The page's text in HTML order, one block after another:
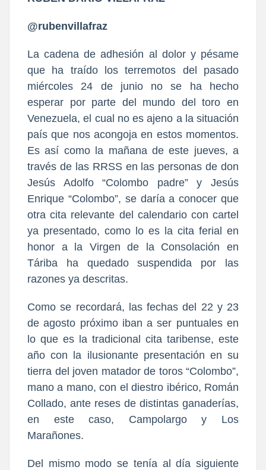
@rubenvillafraz
La cadena de adhesión al dolor y pésame
que ha traído los terremotos del pasado
miércoles 24 de junio no se ha hecho
esperar por parte del mundo del toro en
Venezuela, el cual no es ajeno a la situación
país que nos acongoja en estos momentos.
Es así como la mañana de este jueves, a
través de las RRSS en las personas de don
Jesús Adolfo “Colombo padre” y Jesús
Enrique “Colombo”, se daría a conocer que
otra cita relevante del calendario con cartel
ya presentado, como lo es la cita ferial en
honor a la Virgen de la Consolación en
Táriba ha quedado suspendida por las
razones ya descritas.
Como se recordará, las fechas del 22 y 23
de agosto próximo iban a ser puntuales en
lo que es la tradicional cita taribense, este
año con la ilusionante presentación en su
tierra del joven matador de toros “Colombo”,
mano a mano, con el diestro ibérico, Román
Collado, ante reses de distintas ganaderías,
en este caso, Campolargo y Los
Marañones.
Del mismo modo se tenía al día siguiente